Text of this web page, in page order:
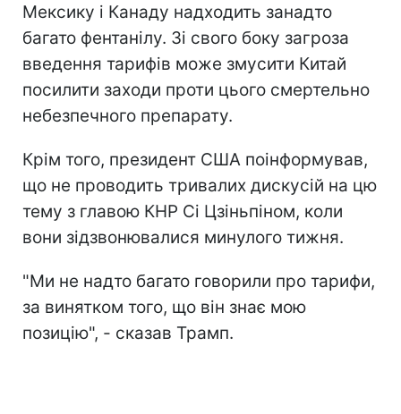
Мексику і Канаду надходить занадто
багато фентанілу. Зі свого боку загроза
введення тарифів може змусити Китай
посилити заходи проти цього смертельно
небезпечного препарату.
Крім того, президент США поінформував,
що не проводить тривалих дискусій на цю
тему з главою КНР Сі Цзіньпіном, коли
вони зідзвонювалися минулого тижня.
"Ми не надто багато говорили про тарифи,
за винятком того, що він знає мою
позицію", - сказав Трамп.